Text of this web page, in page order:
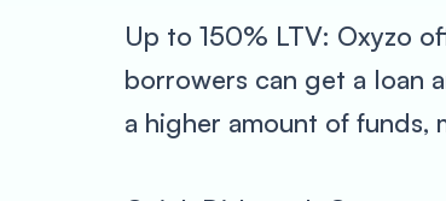
Up to 150% LTV: Oxyzo
borrowers can get a loan
a higher amount of funds,